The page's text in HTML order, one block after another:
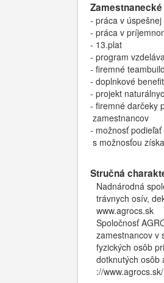
​​- práca v
​​- práca v
​​- 13.plat
​​- program
​​- firemné
​​- doplnkové
​​- projekt
​​- firemné darčeky
​​ zamestnancov
​​- možnosť
s možnosťou
Stručná
Nadnárodná
trávnych osív,
www.agrocs.sk
Spoločnosť
zamestnancov v
fyzických osôb
dotknutých osôb
://